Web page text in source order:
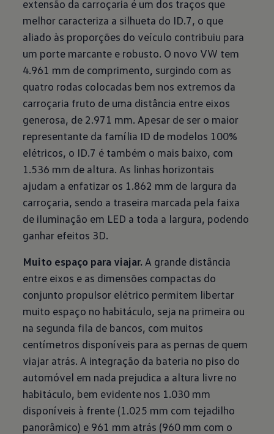
extensão da carroçaria é um dos traços que
melhor caracteriza a silhueta do ID.7, o que
aliado às proporções do veículo contribuiu para
um porte marcante e robusto. O novo VW tem
4.961 mm de comprimento, surgindo com as
quatro rodas colocadas bem nos extremos da
carroçaria fruto de uma distância entre eixos
generosa, de 2.971 mm. Apesar de ser o maior
representante da família ID de modelos 100%
elétricos, o ID.7 é também o mais baixo, com
1.536 mm de altura. As linhas horizontais
ajudam a enfatizar os 1.862 mm de largura da
carroçaria, sendo a traseira marcada pela faixa
de iluminação em LED a toda a largura, podendo
ganhar efeitos 3D.
Muito espaço para viajar. A grande distância
entre eixos e as dimensões compactas do
conjunto propulsor elétrico permitem libertar
muito espaço no habitáculo, seja na primeira ou
na segunda fila de bancos, com muitos
centímetros disponíveis para as pernas de quem
viajar atrás. A integração da bateria no piso do
automóvel em nada prejudica a altura livre no
habitáculo, bem evidente nos 1.030 mm
disponíveis à frente (1.025 mm com tejadilho
panorâmico) e 961 mm atrás (960 mm com o